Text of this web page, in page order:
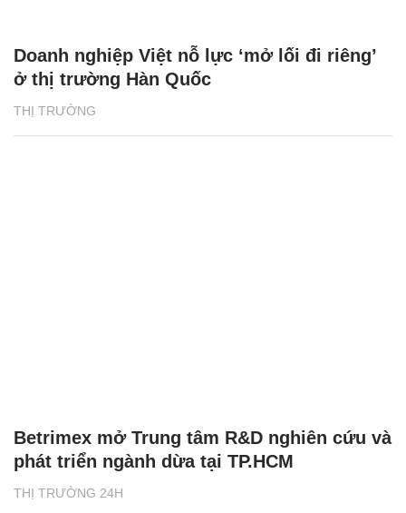
THỊ TRƯỜNG
Doanh nghiệp Việt nỗ lực ‘mở lối đi riêng’
ở thị trường Hàn Quốc
THỊ TRƯỜNG 24H
Betrimex mở Trung tâm R&D nghiên cứu và
phát triển ngành dừa tại TP.HCM